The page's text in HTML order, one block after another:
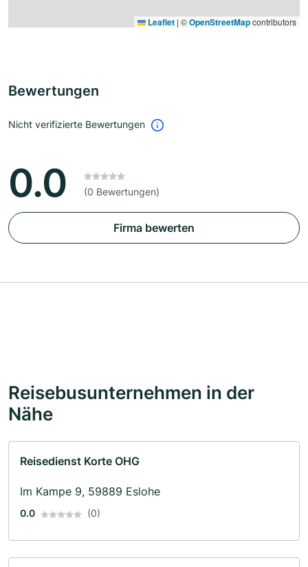
Leaflet | ©OpenStreetMapcontributors
Bewertungen
Nicht verifizierte Bewertungen
0.0 (0 Bewertungen)
Firma bewerten
Reisebusunternehmen in der
Nähe
Reisedienst Korte OHG
Im Kampe 9, 59889 Eslohe
0.0 (0)